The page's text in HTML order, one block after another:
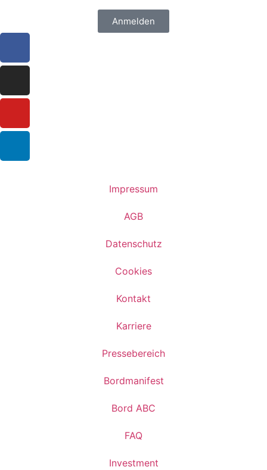
Anmelden
Impressum
AGB
Datenschutz
Cookies
Kontakt
Karriere
Pressebereich
Bordmanifest
Bord ABC
FAQ
Investment